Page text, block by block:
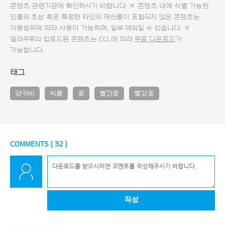
콘텐츠 관련기관에 확인하시기 바랍니다. ※ 콘텐츠 내에 식별 가능한
인물의 초상 혹은 특정한 타인의 재산물이 포함되지 않은 콘텐츠는
이용범위에 따라 사용이 가능하며, 일부 예외일 수 있습니다. ※
얼라우투의 업로드된 콘텐츠는 CCL에 따라 무료 다운로드가
가능합니다.
태그
양귀비 식물 꽃 빨간꽃 빨강꽃
COMMENTS ( 32 )
작성